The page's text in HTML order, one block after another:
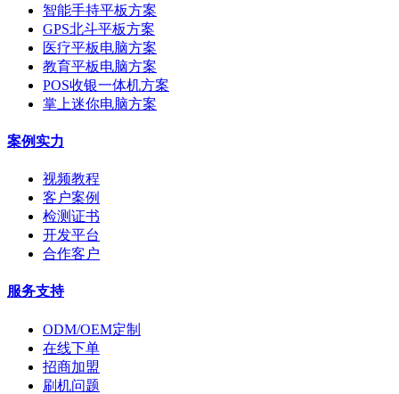
智能手持平板方案
GPS北斗平板方案
医疗平板电脑方案
教育平板电脑方案
POS收银一体机方案
掌上迷你电脑方案
案例实力
视频教程
客户案例
检测证书
开发平台
合作客户
服务支持
ODM/OEM定制
在线下单
招商加盟
刷机问题